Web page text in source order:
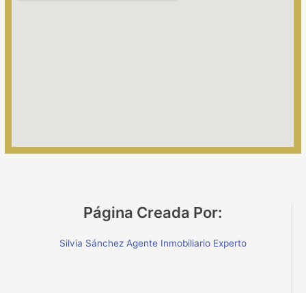
Página Creada Por:
Silvia Sánchez Agente Inmobiliario Experto